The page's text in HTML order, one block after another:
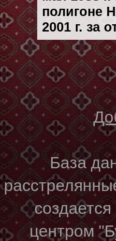
полигоне
2001 г. за
База
центром